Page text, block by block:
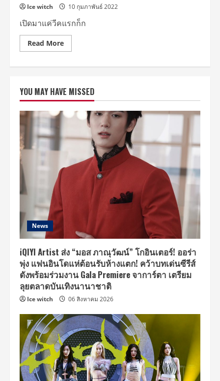
Ice witch 10 กุมภาพันธ์ 2022
เปิดมาแค่วีคแรกก็ก
Read MoreRead
more
ไฟฟ้า
ใต้ดิน
สุด
UNSEEN
ก่อน
‘โอบ’
‘มายด์’
ใน
ซั่น2’
YOU MAY HAVE MISSED
News
iQIYI Artist ส่ง “มอส ภาณุวัฒน์” โกอินเตอร์! ออร่า
พุ่ง แฟนอินโดแห่ต้อนรับห้างแตก! คว้าบทเด่นซีรีส์
ดังพร้อมร่วมงาน Gala Premiere จาการ์ตา เตรียม
ลุยตลาดบันเทิงนานาชาติ
Ice witch 06 สิงหาคม 2026